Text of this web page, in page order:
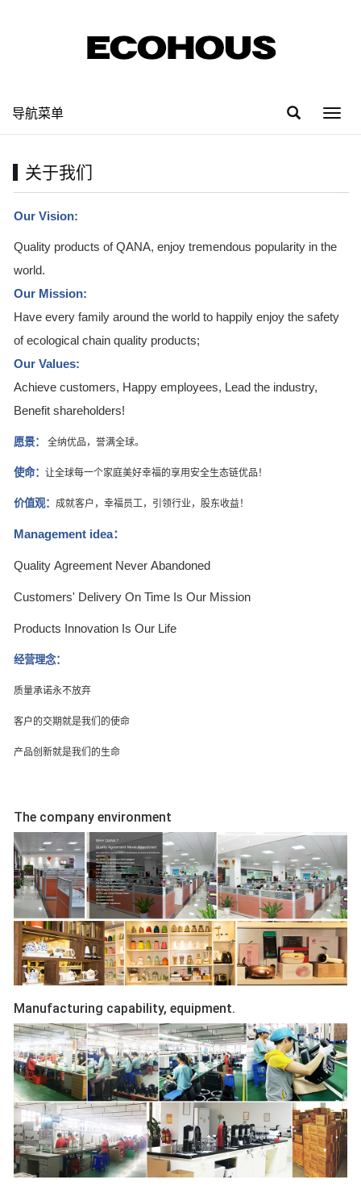
导航菜单
关于我们
Our Vision:
Quality products of QANA, enjoy tremendous popularity in the
world.
Our Mission:
Have every family around the world to happily enjoy the safety
of ecological chain quality products;
Our Values:
Achieve customers, Happy employees, Lead the industry,
Benefit shareholders!
愿景： 全纳优品，誉满全球。
使命： 让全球每一个家庭美好幸福的享用安全生态链优品！
价值观： 成就客户，幸福员工，引领行业，股东收益！
Management idea：
Quality Agreement Never Abandoned
Customers' Delivery On Time Is Our Mission
Products Innovation Is Our Life
经营理念：
质量承诺永不放弃
客户的交期就是我们的使命
产品创新就是我们的生命
The company environment
Manufacturing capability, equipment.